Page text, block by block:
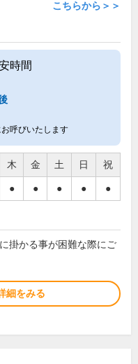
こちらから＞＞
時間
お呼びいたします
木 金 土 日 祝
● ● ● ● ●
掛かる事が困難な際にご
細をみる